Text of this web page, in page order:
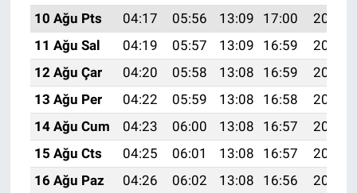
10 Ağu Pts
04:17 05:56 13:09 17:00
20:11
11 Ağu Sal
04:19 05:57 13:09 16:59
20:10
12 Ağu Çar
04:20 05:58 13:08 16:59
20:09
13 Ağu Per
04:22 05:59 13:08 16:58
20:07
14 Ağu Cum
04:23 06:00 13:08 16:57
20:06
15 Ağu Cts
04:25 06:01 13:08 16:57
20:05
16 Ağu Paz
04:26 06:02 13:08 16:56
20:03